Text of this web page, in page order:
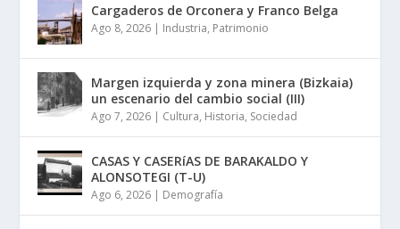
Cargaderos de Orconera y Franco Belga
Ago 8, 2026 | Industria, Patrimonio
Margen izquierda y zona minera (Bizkaia)
un escenario del cambio social (III)
Ago 7, 2026 | Cultura, Historia, Sociedad
CASAS Y CASERíAS DE BARAKALDO Y
ALONSOTEGI (T-U)
Ago 6, 2026 | Demografía